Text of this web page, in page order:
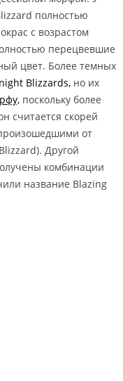
полностью
с возрастом
перецвевшие
цвет. Более темных
Blizzards, но их
поскольку более
считается скорей
от
Blizzard). Другой
комбинации
название Blazing